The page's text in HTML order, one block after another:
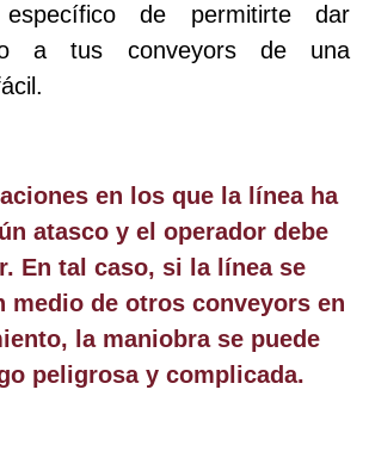
de permitirte dar
a tus conveyors de una
en los que la línea ha
atasco y el operador debe
En tal caso, si la línea se
medio de otros conveyors en
la maniobra se puede
peligrosa y complicada.